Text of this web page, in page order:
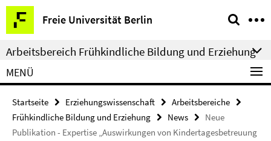
Springe
direkt
zu
Inhalt
Freie Universität Berlin
Service-
Navigation
Arbeitsbereich Frühkindliche Bildung und Erziehung
MENÜ
Startseite Erziehungswissenschaft
Arbeitsbereiche
Frühkindliche Bildung und Erziehung
News
Neue
Publikation - Expertise „Auswirkungen von Kindertagesbetreuung